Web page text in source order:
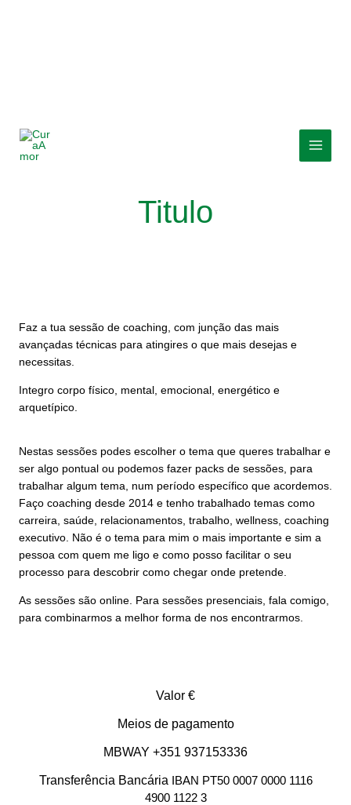
content
Titulo
Faz a tua sessão de coaching, com junção das mais
avançadas técnicas para atingires o que mais desejas e
necessitas.
Integro corpo físico, mental, emocional, energético e
arquetípico.
Nestas sessões podes escolher o tema que queres trabalhar e
ser algo pontual ou podemos fazer packs de sessões, para
trabalhar algum tema, num período específico que acordemos.
Faço coaching desde 2014 e tenho trabalhado temas como
carreira, saúde, relacionamentos, trabalho, wellness, coaching
executivo. Não é o tema para mim o mais importante e sim a
pessoa com quem me ligo e como posso facilitar o seu
processo para descobrir como chegar onde pretende.
As sessões são online. Para sessões presenciais, fala comigo,
para combinarmos a melhor forma de nos encontrarmos.
Valor €
Meios de pagamento
MBWAY +351 937153336
Transferência Bancária
IBAN PT50 0007 0000 1116
4900 1122 3